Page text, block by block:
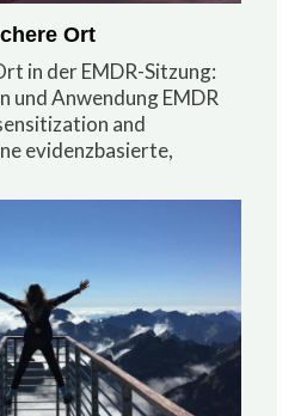
Ort
in der EMDR-Sitzung:
und Anwendung EMDR
and
evidenzbasierte,